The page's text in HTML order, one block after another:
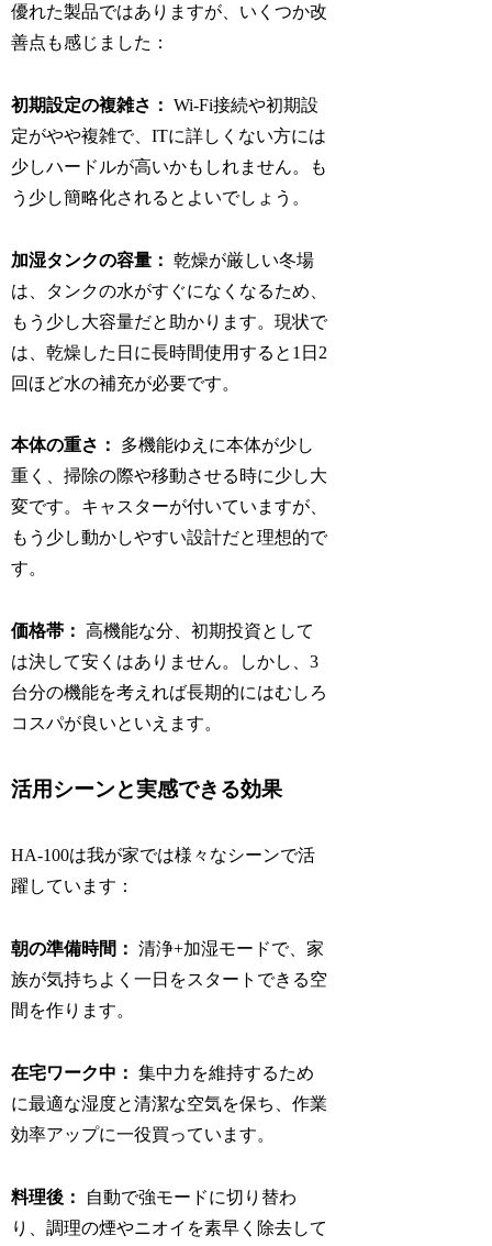
優れた製品ではありますが、いくつか改
善点も感じました：
初期設定の複雑さ： Wi-Fi接続や初期設
定がやや複雑で、ITに詳しくない方には
少しハードルが高いかもしれません。も
う少し簡略化されるとよいでしょう。
加湿タンクの容量： 乾燥が厳しい冬場
は、タンクの水がすぐになくなるため、
もう少し大容量だと助かります。現状で
は、乾燥した日に長時間使用すると1日2
回ほど水の補充が必要です。
本体の重さ：
多機能ゆえに本体が少し
重く、掃除の際や移動させる時に少し大
変です。キャスターが付いていますが、
もう少し動かしやすい設計だと理想的で
す。
価格帯： 高機能な分、初期投資として
は決して安くはありません。しかし、3
台分の機能を考えれば長期的にはむしろ
コスパが良いといえます。
活用シーンと実感できる効果
HA-100は我が家では様々なシーンで活
躍しています：
朝の準備時間： 清浄+加湿モードで、家
族が気持ちよく一日をスタートできる空
間を作ります。
在宅ワーク中： 集中力を維持するため
に最適な湿度と清潔な空気を保ち、作業
効率アップに一役買っています。
料理後：
自動で強モードに切り替わ
り、調理の煙やニオイを素早く除去して